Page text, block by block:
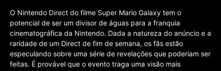
O Nintendo Direct do filme Super Mario Galaxy tem o
potencial de ser um divisor de águas para a franquia
cinematográfica da Nintendo. Dada a natureza do anúncio e a
raridade de um Direct de fim de semana, os fãs estão
especulando sobre uma série de revelações que poderiam ser
feitas. É provável que o evento traga uma visão mais